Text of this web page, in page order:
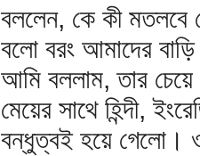
বললেন, কে কী মতলবে
বলো বরং আমাদের
আমি বললাম, তার
মেয়ের সাথে হিন্দী,
বন্ধুত্বই হয়ে গেলো।